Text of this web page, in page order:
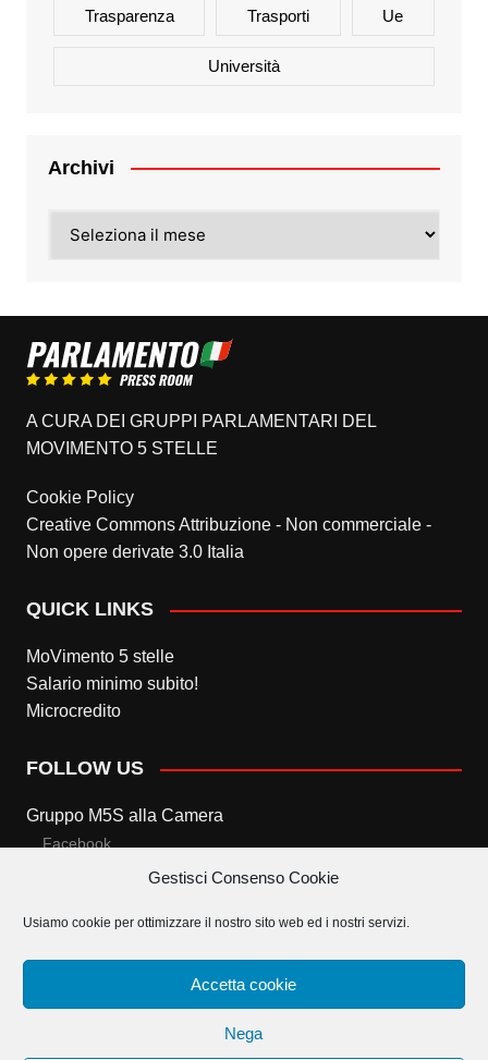
Gestisci Consenso Cookie
Usiamo cookie per ottimizzare il nostro sito web ed i nostri servizi.
Accetta cookie
Nega
Trasparenza Trasporti Ue
Università
Archivi
A CURA DEI GRUPPI PARLAMENTARI DEL
MOVIMENTO 5 STELLE
Cookie Policy
Creative Commons Attribuzione - Non commerciale -
Non opere derivate 3.0 Italia
QUICK LINKS
MoVimento 5 stelle
Salario minimo subito!
Microcredito
FOLLOW US
Gruppo M5S alla Camera
Facebook
Twitter